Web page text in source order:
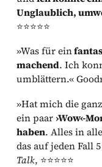
Unglaublich,
⭐⭐⭐⭐⭐
»Was für ein
machend. Ich
umblättern.«
»Hat mich die
ein paar ›Wow‹-
haben. Alles in
das auf jeden Fall
Talk, ⭐⭐⭐⭐⭐